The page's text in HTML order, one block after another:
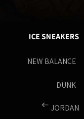
ICE SNEAKERS
NEW BALANCE
DUNK
JORDAN